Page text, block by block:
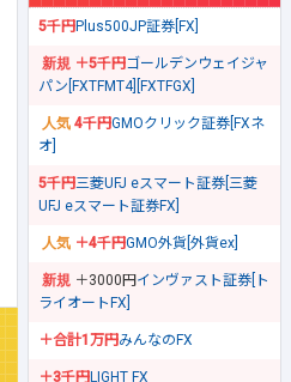
5千円Plus500JP証券[FX]
＋5千円ゴールデンウェイジャ
パン[FXTFMT4][FXTFGX]
4千円GMOクリック証券[FXネ
オ]
5千円三菱UFJ eスマート証券[三菱
UFJ eスマート証券FX]
＋4千円GMO外貨[外貨ex]
＋3000円インヴァスト証券[ト
ライオートFX]
＋合計1万円みんなのFX
＋3千円LIGHT FX